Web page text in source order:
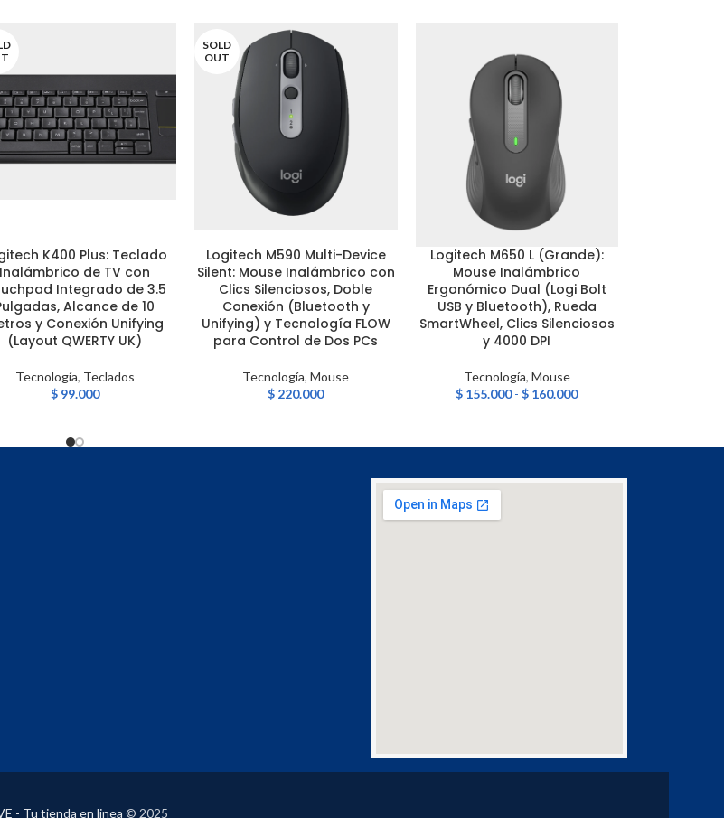
MÁS
K400 Plus: Teclado
Inalámbrico de TV con
Integrado de 3.5
Alcance de 10
y Conexión Unifying
(Layout QWERTY UK)
Tecnología, Teclados
$99.000
SOLD
OUT
LEER MÁS
Logitech M590 Multi-Device
Silent: Mouse Inalámbrico con
Clics Silenciosos, Doble
Conexión (Bluetooth y
Unifying) y Tecnología FLOW
para Control de Dos PCs
Tecnología,Mouse
$ 220.000
SELECCIONAR OPCIONES
Logitech M650 L (Grande):
Mouse Inalámbrico
Ergonómico Dual (Logi Bolt
USB y Bluetooth), Rueda
SmartWheel, Clics Silenciosos
y 4000 DPI
Tecnología, Mouse
$ 155.000 - $ 160.000
- Tu tienda en linea © 2025